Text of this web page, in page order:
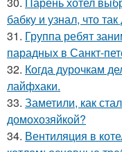
бабку и узнал, что
31. Группа ребят
парадных в Санкт-
32. Когда дурочкам
лайфхаки.
33. Заметили, как
домохозяйкой?
34. Вентиляция в